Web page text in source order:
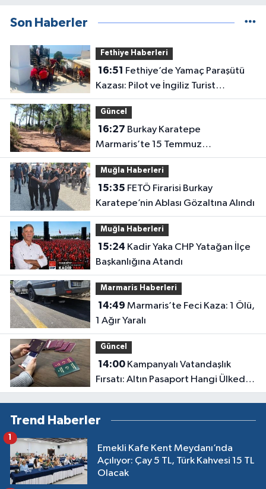
Son Haberler
Fethiye Haberleri
16:51
Kazası: Pilot ve İngiliz Turist
Yaralandı
Güncel
16:27
Marmaris’te 15 Temmuz
güzergâhını gösteriyor
Muğla Haberleri
15:35
Karatepe’nin Ablası Gözaltına Alındı
Muğla Haberleri
15:24
Başkanlığına Atandı
Marmaris Haberleri
14:49
1 Ağır Yaralı
Güncel
14:00Kampanyalı Vatandaşlık
Fırsatı: Altın Pasaport Hangi Ülkede,
Ücreti Ne Kadar?
Trend Haberler
Emekli Kafe Kent Meydanı’nda
Açılıyor: Çay 5 TL, Türk Kahvesi 15 TL
Olacak
1